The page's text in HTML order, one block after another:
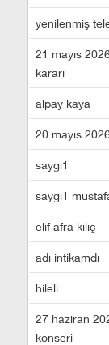
yenilenmiş
21 mayıs
kararı
alpay kaya
20 mayıs
saygı1
saygı1
elif afra kılıç
adı intikamdı
hileli
27 haziran
konseri